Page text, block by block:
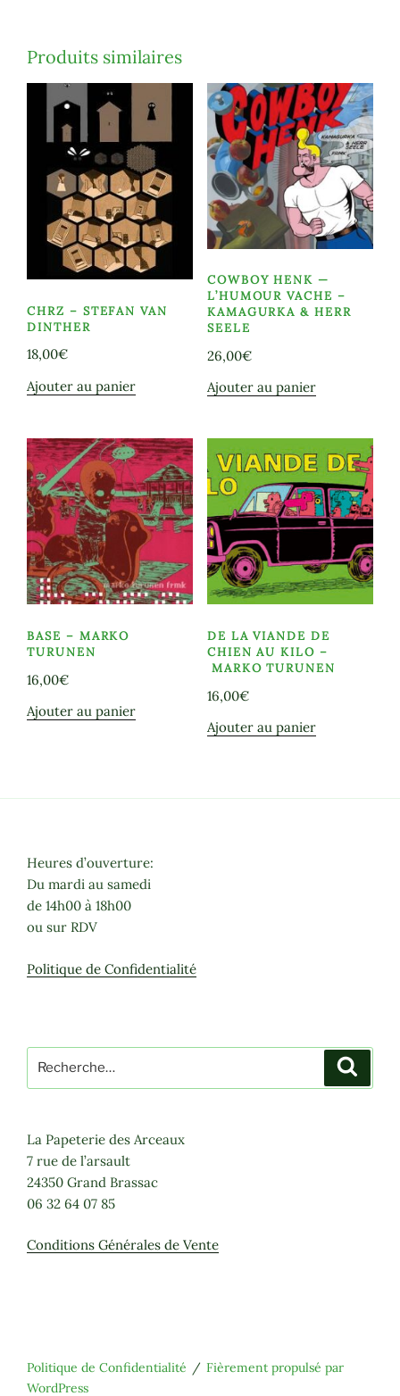
Produits similaires
CHRZ – STEFAN VAN
DINTHER
18,00€
Ajouter au panier
COWBOY HENK —
L’HUMOUR VACHE –
KAMAGURKA & HERR
SEELE
26,00€
Ajouter au panier
BASE – MARKO
TURUNEN
16,00€
Ajouter au panier
DE LA VIANDE DE
CHIEN AU KILO –
MARKO TURUNEN
16,00€
Ajouter au panier
Heures d’ouverture:
Du mardi au samedi
de 14h00 à 18h00
ou sur RDV
Politique de Confidentialité
pour
La Papeterie des Arceaux
7 rue de l’arsault
24350 Grand Brassac
06 32 64 07 85
Conditions Générales de Vente
Politique de Confidentialité
Fièrement propulsé par
WordPress